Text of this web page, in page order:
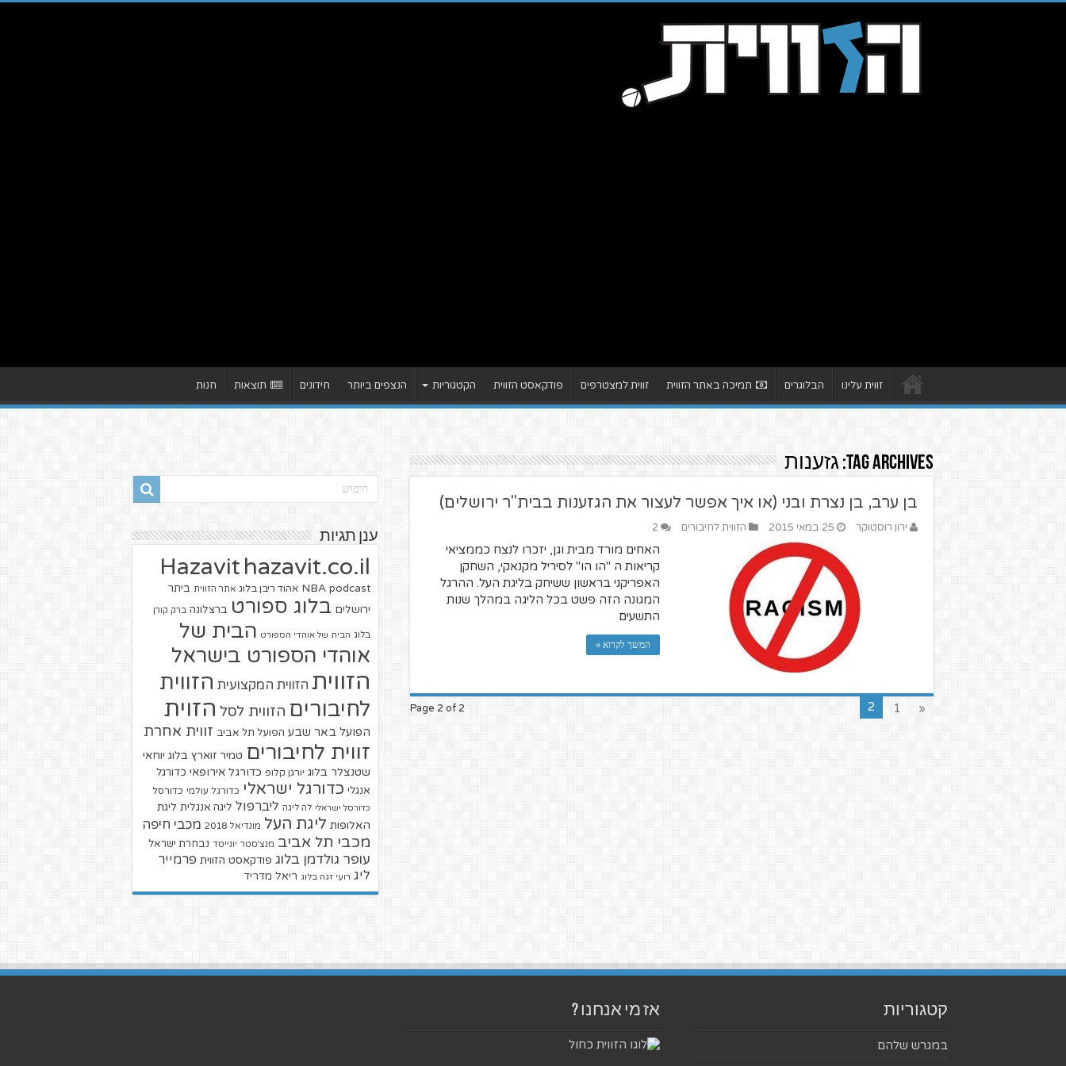
זווית עלינו הבלוגרים תמיכה באתר הזווית זווית למצטרפים פודקאסט הזווית הקטגוריות הנצפים ביותר חידונים תוצאות חנות
Tag Archives: גזענות
בן ערב, בן נצרת ובני (או איך אפשר לעצור את הגזענות בבית"ר ירושלים)
ירון רוסטוקר 25 במאי 2015 הזווית לחיבורים 2
האחים מורד מבית וגן, יזכרו לנצח כממציאי
קריאות ה "הו הו" לסיריל מקנאקי, השחקן
האפריקני בראשון ששיחק בליגת העל. ההרגל
המגונה הזה פשט בכל הליגה במהלך שנות
התשעים
המשך לקרוא »
Page 2 of 2 «
1
2
ענן תגיות
Hazavit hazavit.co.il
NBA podcast אהוד ריבן בלוג אתר הזווית ביתר
ירושלים בלוג ספורט ברצלונה ברק קורן
בלוג הבית של אוהדי הספורט הבית של
אוהדי הספורט בישראל
הזווית הזווית המקצועית הזווית
לחיבורים הזווית לסל הזוית
הפועל באר שבע הפועל תל אביב זווית אחרת
זווית לחיבורים טמיר זוארץ בלוג יוחאי
שטנצלר בלוג יורגן קלופ כדורגל אירופאי כדורגל
אנגלי כדורגל ישראלי כדורגל עולמי כדורסל
כדורסל ישראלי לה ליגה ליברפול ליגה אנגלית ליגת
האלופות ליגת העל מונדיאל 2018 מכבי חיפה
מכבי תל אביב מנצ'סטר יונייטד נבחרת ישראל
עופר גולדמן בלוג פודקאסט הזווית פרמייר
ליג רועי זגה בלוג ריאל מדריד
קטגוריות
במגרש שלהם
אז מי אנחנו ?